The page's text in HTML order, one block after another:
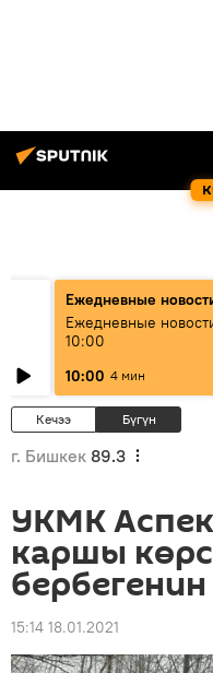
Ежедневные
Ежедневные
10:00
10:00 4 мин
Кечээ Бүгүн
г. Бишкек 89.3
УКМК
каршы
15:14 18.01.2021